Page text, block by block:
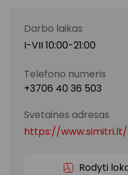
Darbo laikas
I-VII 10:00-21:00
Telefono numeris
+3706 40 36 503
Svetainės adresas
https://www.simitri.lt/
Rodyti